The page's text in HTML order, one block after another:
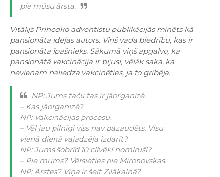
pie mūsu ārsta.
Vitālijs Prihodko adventistu publikācijās minēts kā
pansionāta idejas autors. Viņš vada biedrību, kas ir
pansionāta īpašnieks. Sākumā viņš apgalvo, ka
pansionātā vakcinācija ir bijusi, vēlāk saka, ka
nevienam neliedza vakcinēties, ja to gribēja.
NP: Jums taču tas ir jāorganizē.
– Kas jāorganizē?
NP: Vakcinācijas procesu.
– Vēl jau pilnīgi viss nav pazaudēts. Visu
vienā dienā vajadzēja izdarīt?
NP: Jums šobrīd 10 cilvēki nomiruši?
– Pie mums? Vērsieties pie Mironovskas.
NP: Ārstes? Viņa ir šeit Zilākalnā?